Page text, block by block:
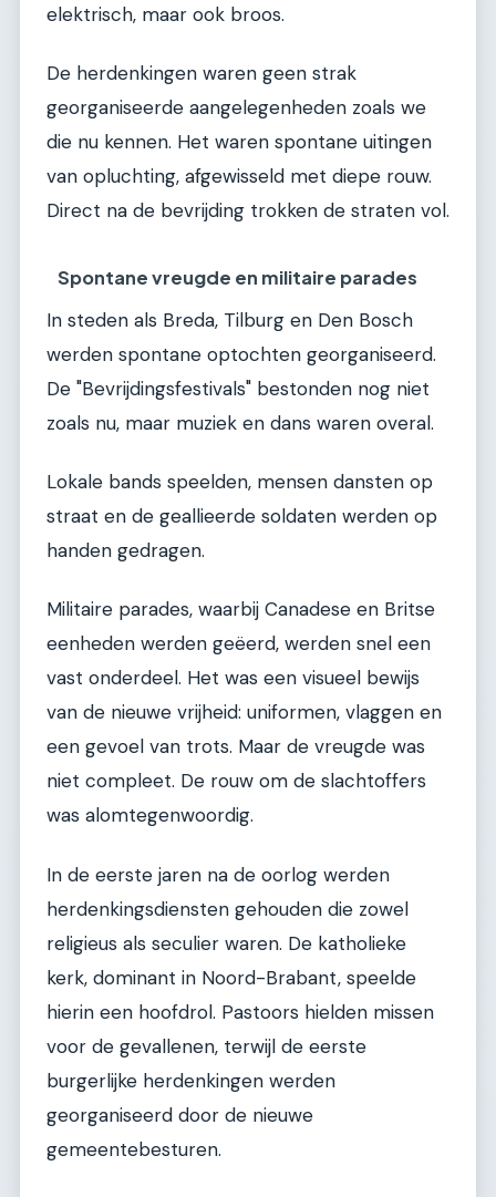
elektrisch, maar ook broos.
De herdenkingen waren geen strak
georganiseerde aangelegenheden zoals we
die nu kennen. Het waren spontane uitingen
van opluchting, afgewisseld met diepe rouw.
Direct na de bevrijding trokken de straten vol.
Spontane vreugde en militaire parades
In steden als Breda, Tilburg en Den Bosch
werden spontane optochten georganiseerd.
De "Bevrijdingsfestivals" bestonden nog niet
zoals nu, maar muziek en dans waren overal.
Lokale bands speelden, mensen dansten op
straat en de geallieerde soldaten werden op
handen gedragen.
Militaire parades, waarbij Canadese en Britse
eenheden werden geëerd, werden snel een
vast onderdeel. Het was een visueel bewijs
van de nieuwe vrijheid: uniformen, vlaggen en
een gevoel van trots. Maar de vreugde was
niet compleet. De rouw om de slachtoffers
was alomtegenwoordig.
In de eerste jaren na de oorlog werden
herdenkingsdiensten gehouden die zowel
religieus als seculier waren. De katholieke
kerk, dominant in Noord-Brabant, speelde
hierin een hoofdrol. Pastoors hielden missen
voor de gevallenen, terwijl de eerste
burgerlijke herdenkingen werden
georganiseerd door de nieuwe
gemeentebesturen.